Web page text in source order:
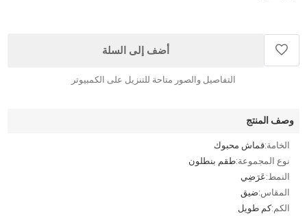
أضف إلى السلة
التفاصيل والصور متاحة للتنزيل على الكمبيوتر
وصف المنتج
الخامة:قماش محبوك
نوع المجموعة:طقم بنطلون
النمط:عَرَضِي
المقاس:ضيق
الكم:كم طويل